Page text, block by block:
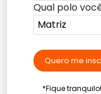
Qual polo
Quero me
*Fique